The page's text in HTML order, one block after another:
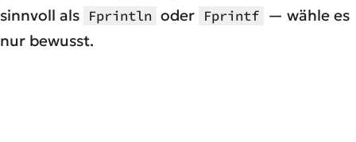
sinnvoll als Fprintln oder Fprintf — wähle es
nur bewusst.